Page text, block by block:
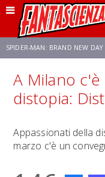
SPIDER-MAN: BRAND NEW DAY
FRANCO RICCIARDIELLO
A Milano
distopia:
Appassionati della
marzo c'è un